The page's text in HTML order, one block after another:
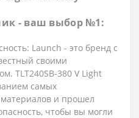
- ваш выбор №1:
Launch - это бренд с
своими
TLT240SB-380 V Light
самых
и прошел
чтобы вы могли